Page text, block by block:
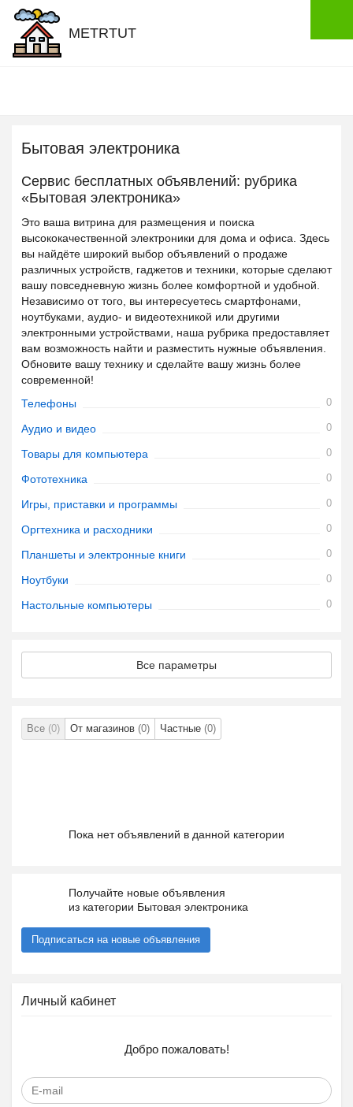
METRTUT
Бытовая электроника
Сервис бесплатных объявлений: рубрика
«Бытовая электроника»
Это ваша витрина для размещения и поиска
высококачественной электроники для дома и офиса. Здесь
вы найдёте широкий выбор объявлений о продаже
различных устройств, гаджетов и техники, которые сделают
вашу повседневную жизнь более комфортной и удобной.
Независимо от того, вы интересуетесь смартфонами,
ноутбуками, аудио- и видеотехникой или другими
электронными устройствами, наша рубрика предоставляет
вам возможность найти и разместить нужные объявления.
Обновите вашу технику и сделайте вашу жизнь более
современной!
Телефоны
0
Аудио и видео 0
Товары для компьютера 0
Фототехника 0
Игры, приставки и программы 0
Оргтехника и расходники 0
Планшеты и электронные книги 0
Ноутбуки 0
Настольные компьютеры 0
Все параметры
Все (0) От магазинов (0) Частные (0)
Пока нет объявлений в данной категории
Получайте новые объявления
из категории Бытовая электроника
Подписаться на новые объявления
Личный кабинет
Добро пожаловать!